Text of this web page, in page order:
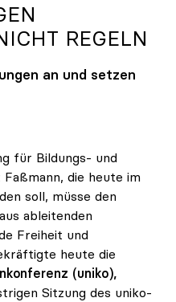
REGELN
an und setzen
für Bildungs- und
die heute im
soll, müsse den
ableitenden
Freiheit und
heute die
(uniko),
Sitzung des uniko-